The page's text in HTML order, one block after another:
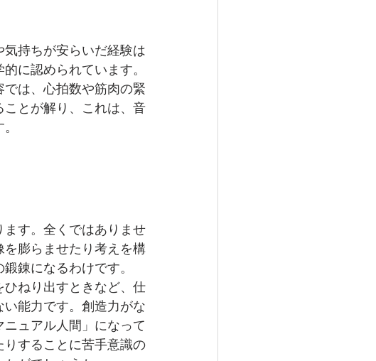
持ちが安らいだ経験は
に認められています。
は、心拍数や筋肉の緊
とが解り、これは、音
す。全くではありませ
膨らませたり考えを構
錬になるわけです。
ねり出すときなど、仕
能力です。創造力がな
ュアル人間」になって
りすることに苦手意識の